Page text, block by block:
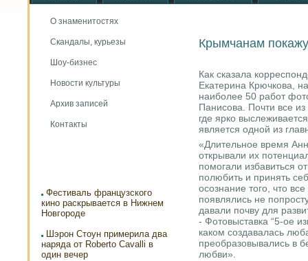
О знаменитостях
Скандалы, курьезы
Шоу-бизнес
Новости культуры
Архив записей
Контакты
Фестиваль французского
кино раскрывается в Нижнем
Новгороде
Шэрон Стоун примерила два
наряда от Roberto Cavalli в
один вечер
Крымчанам
Как сказала
Екатерина Крючкова,
наиболее 50 работ
Панисова. Почти все
где ярко
является одной из
«Длительное время
открывали их
помогали избавиться
полюбить и принять
осознание того, что
появлялись не
давали почву для
- Фотовыставка “5-ое
каком создавалась
преобразовывались в
любви».